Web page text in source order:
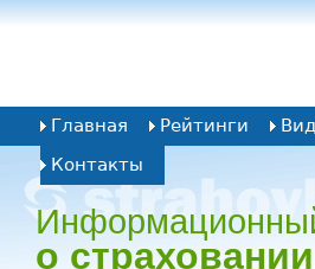
о
Главная Рейтинги
Контакты